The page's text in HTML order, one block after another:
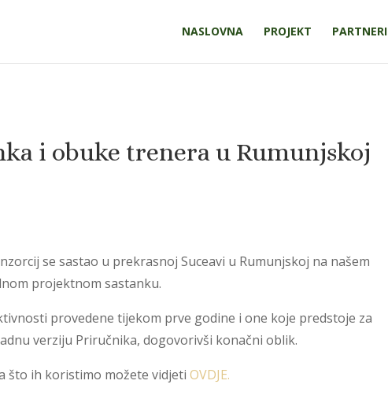
NASLOVNA PROJEKT PARTNERI
i obuke trenera u Rumunjskoj
se sastao u prekrasnoj Suceavi u Rumunjskoj na našem
projektnom sastanku.
provedene tijekom prve godine i one koje predstoje za
verziju Priručnika, dogovorivši konačni oblik.
što ih koristimo možete vidjeti OVDJE.